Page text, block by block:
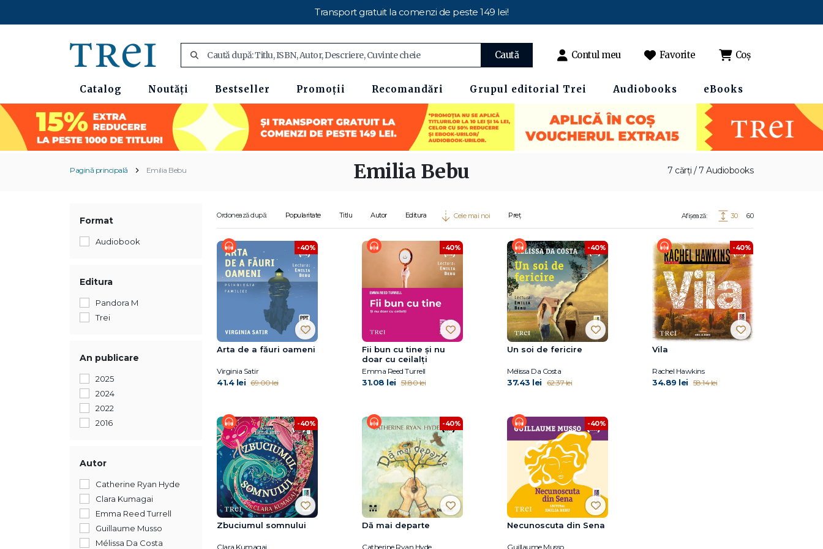
Transport gratuit la comenzi de peste 149 lei!
Caută Contul meu Favorite Coș
Catalog Noutăți Bestseller Promoții Recomandări Grupul editorial Trei Audiobooks eBooks
Pagină principală Emilia Bebu 7 cărți / 7 Audiobooks
Emilia Bebu
Format
Audiobook
Editura
Pandora M
Trei
An publicare
2025
2024
2022
2016
Autor
Catherine Ryan Hyde
Clara Kumagai
Emma Reed Turrell
Guillaume Musso
Mélissa Da Costa
Ordonează după: Popularitate Titlu Autor Editura Cele mai noi Preț Afișează: 30 60
-40%
Arta de a făuri oameni
Virginia Satir
41.4 lei 69.00 lei
-40%
Fii bun cu tine și nu
doar cu ceilalți
Emma Reed Turrell
31.08 lei 51.80 lei
-40%
Un soi de fericire
Mélissa Da Costa
37.43 lei 62.37 lei
-40%
Vila
Rachel Hawkins
34.89 lei 58.14 lei
-40%
Zbuciumul somnului
Clara Kumagai
-40%
Dă mai departe
Catherine Ryan Hyde
-40%
Necunoscuta din Sena
Guillaume Musso